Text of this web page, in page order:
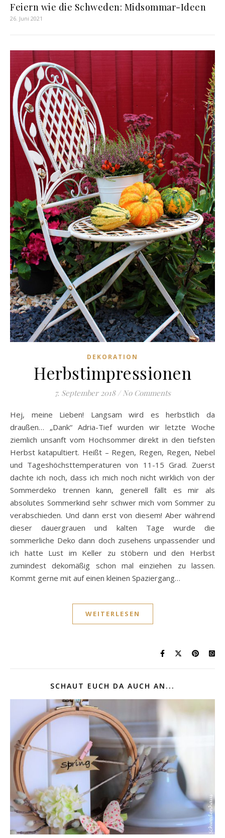
Feiern wie die Schweden: Midsommar-Ideen
26. Juni 2021
DEKORATION
Herbstimpressionen
7. September 2018 / No Comments
Hej, meine Lieben! Langsam wird es herbstlich da
draußen… „Dank“ Adria-Tief wurden wir letzte Woche
ziemlich unsanft vom Hochsommer direkt in den tiefsten
Herbst katapultiert. Heißt – Regen, Regen, Regen, Nebel
und Tageshöchsttemperaturen von 11-15 Grad. Zuerst
dachte ich noch, dass ich mich noch nicht wirklich von der
Sommerdeko trennen kann, generell fällt es mir als
absolutes Sommerkind sehr schwer mich vom Sommer zu
verabschieden. Und dann erst von diesem! Aber während
dieser dauergrauen und kalten Tage wurde die
sommerliche Deko dann doch zusehens unpassender und
ich hatte Lust im Keller zu stöbern und den Herbst
zumindest dekomäßig schon mal einziehen zu lassen.
Kommt gerne mit auf einen kleinen Spaziergang…
WEITERLESEN
SCHAUT EUCH DA AUCH AN...